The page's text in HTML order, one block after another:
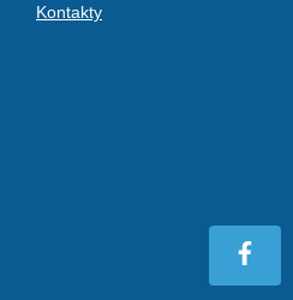
Kontakty